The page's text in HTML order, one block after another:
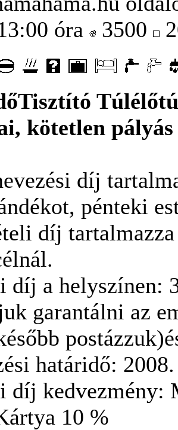
óra
3500
kötetlen
díj
pénteki
díj
díj a helyszínen:
garantálni az
határidő:
díj
10 %